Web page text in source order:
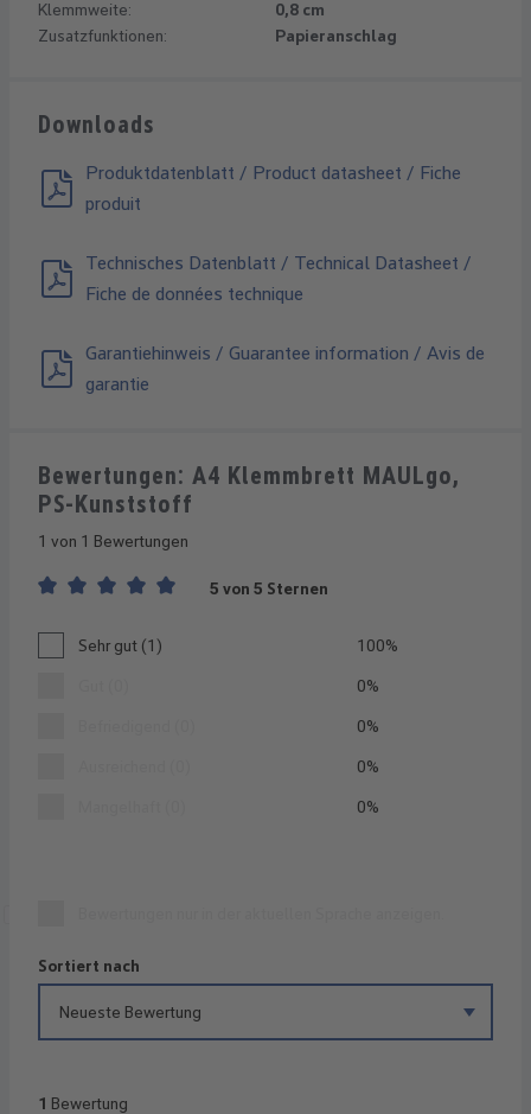
Klemmweite:
0,8 cm
Zusatzfunktionen:
Papieranschlag
Downloads
Produktdatenblatt / Product datasheet / Fiche
produit
Technisches Datenblatt / Technical Datasheet /
Fiche de données technique
Garantiehinweis / Guarantee information / Avis de
garantie
Bewertungen: A4 Klemmbrett MAULgo,
PS-Kunststoff
1 von 1 Bewertungen
5 von 5 Sternen
Sehr gut (1) 100%
0%
0%
0%
0%
Sortiert nach
1 Bewertung